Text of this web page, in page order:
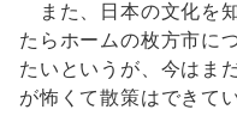
また、日本の文化を
たらホームの枚方市に
たいというが、今はま
が怖くて散策はできて